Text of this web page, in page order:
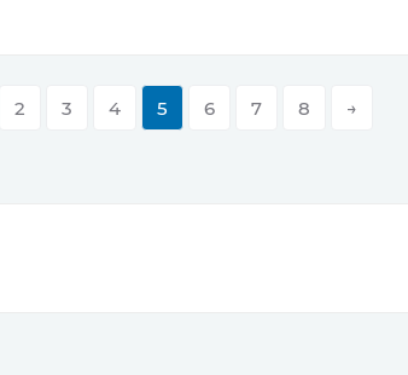
2 3 4 5 6 7 8 →